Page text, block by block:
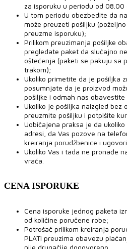
za isporuku u periodu od 08.00
U tom periodu obezbedite da
može preuzeti pošiljku
preuzme isporuku);
Prilikom preuzimanja pošiljke
pregledate paket da slučajno
oštećenja (paketi se pakuju sa
trakom);
Ukoliko primetite da je pošiljka
posumnjate da je proizvod
pošiljke i odmah nas obavestite
Ukoliko je pošiljka naizgled bez
preuzmite pošiljku i potpišite
Uobičajena praksa je da
adresi, da Vas pozove na
kreiranja porudžbenice i
Ukoliko Vas i tada ne pronađe
vraća.
CENA ISPORUKE
Cena isporuke jednog paketa
od količine poručene robe;
Potrošač prilikom kreiranja
PLATI preuzima obavezu
nije drugačije dogovoreno.